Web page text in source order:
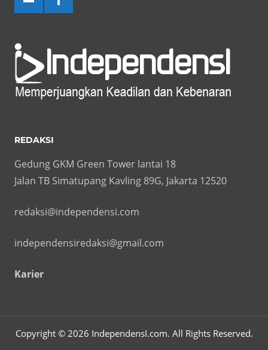
REDAKSI
Gedung GKM Green Tower lantai 18
Jalan TB Simatupang Kavling 89G, Jakarta 12520
redaksi@independensi.com
independensiredaksi@gmail.com
Karier
Copyright © 2026 IndependensI.com. All Rights Reserved.